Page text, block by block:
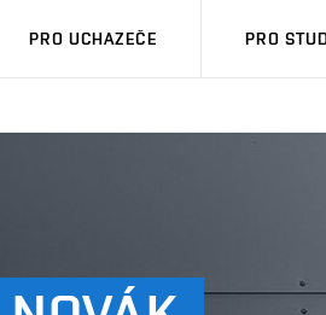
PRO UCHAZEČE PRO